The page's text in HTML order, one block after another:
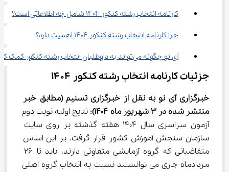
کارنامه انتخاب رشته کنکور ۱۴۰۴ شامل چه اطلاعاتی است؟
چرا کارنامه انتخاب رشته کنکور ۱۴۰۴ اهمیت دارد؟
آی نو چگونه می‌تواند به داوطلبان انتخاب رشته کنکور کمک کند؟
جزئیات کارنامه انتخاب رشته کنکور ۱۴۰۴
خبرگزاری آی نو به نقل از خبرگزاری تسنیم (مطابق خبر
منتشر شده در 3شهریور ماه 1404) : نتایج اولیه نوبت دوم
آزمون سراسری سال 1404 هفته گذشته بر روی سایت
سازمان سنجش آموزش کشور قرار گرفت. بر این اساس
مردادماه جاری می توانستند نسبت به انتخاب گروه اصلی